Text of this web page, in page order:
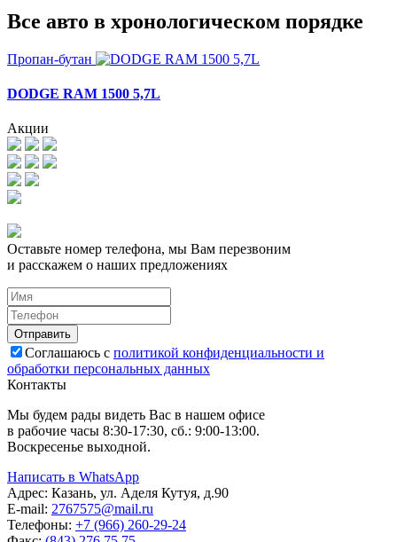
Все авто в хронологическом порядке
Пропан-бутан
DODGE RAM 1500 5,7L
Акции
Оставьте номер телефона, мы Вам перезвоним
и расскажем о наших предложениях
Соглашаюсь с политикой конфиденциальности и
обработки персональных данных
Контакты
Мы будем рады видеть Вас в нашем офисе
в рабочие часы 8:30-17:30, сб.: 9:00-13:00.
Воскресенье выходной.
Написать в WhatsApp
Адрес: Казань, ул. Аделя Кутуя, д.90
E-mail: 2767575@mail.ru
Телефоны: +7 (966) 260-29-24